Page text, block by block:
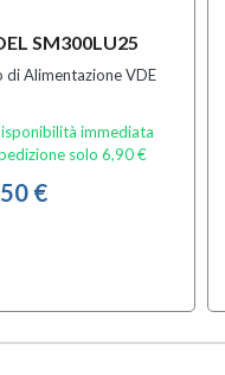
SM300LU25
di Alimentazione VDE
immediata
solo 6,90 €
€